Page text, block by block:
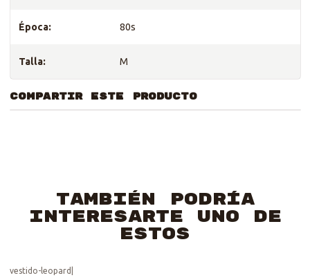
Época: 80s
Talla: M
COMPARTIR ESTE PRODUCTO
También podría
interesarte uno de
estos
vestido-leopard